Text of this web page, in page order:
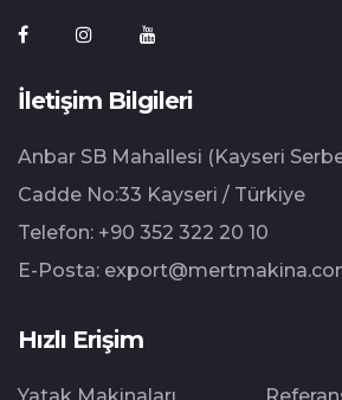
İletişim Bilgileri
Anbar SB Mahallesi (Kayseri
⁠Cadde No:33 Kayseri / Türkiye
Telefon: +90 352 322 20 10
E-Posta:
Hızlı Erişim